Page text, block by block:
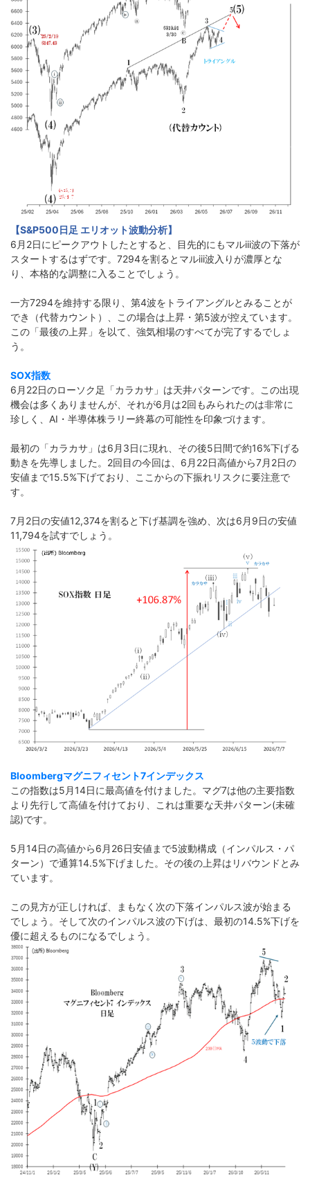
【S&P500日足 エリオット波動分析】
6月2日にピークアウトしたとすると、目先的にもマルiii波の下落が
スタートするはずです。7294を割るとマルiii波入りが濃厚とな
り、本格的な調整に入ることでしょう。
一方7294を維持する限り、第4波をトライアングルとみることが
でき（代替カウント）、この場合は上昇・第5波が控えています。
この「最後の上昇」を以て、強気相場のすべてが完了するでしょ
う。
SOX指数
6月22日のローソク足「カラカサ」は天井パターンです。この出現
機会は多くありませんが、それが6月は2回もみられたのは非常に
珍しく、AI・半導体株ラリー終幕の可能性を印象づけます。
最初の「カラカサ」は6月3日に現れ、その後5日間で約16%下げる
動きを先導しました。2回目の今回は、6月22日高値から7月2日の
安値まで15.5%下げており、ここからの下振れリスクに要注意で
す。
7月2日の安値12,374を割ると下げ基調を強め、次は6月9日の安値
11,794を試すでしょう。
Bloombergマグニフィセント7インデックス
この指数は5月14日に最高値を付けました。マグ7は他の主要指数
より先行して高値を付けており、これは重要な天井パターン(未確
認)です。
5月14日の高値から6月26日安値まで5波動構成（インパルス・パ
ターン）で通算14.5%下げました。その後の上昇はリバウンドとみ
ています。
この見方が正しければ、まもなく次の下落インパルス波が始まる
でしょう。そして次のインパルス波の下げは、最初の14.5%下げを
優に超えるものになるでしょう。